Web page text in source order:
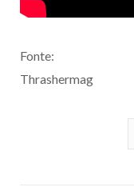
Fonte:
Thrashermag